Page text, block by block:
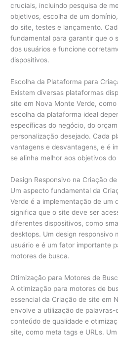
cruciais, incluindo pesquisa de
objetivos, escolha de um
do site, testes e lançamento.
fundamental para garantir que o
dos usuários e funcione
dispositivos.
Escolha da Plataforma para
Existem diversas plataformas
site em Nova Monte Verde,
escolha da plataforma ideal
específicas do negócio, do
personalização desejado. Cada
vantagens e desvantagens, e é
se alinha melhor aos objetivos do
Design Responsivo na Criação
Um aspecto fundamental da
Verde é a implementação de um
significa que o site deve ser
diferentes dispositivos, como
desktops. Um design responsivo
usuário e é um fator importante
motores de busca.
Otimização para Motores de
A otimização para motores de
essencial da Criação de site em
envolve a utilização de
conteúdo de qualidade e
site, como meta tags e URLs.